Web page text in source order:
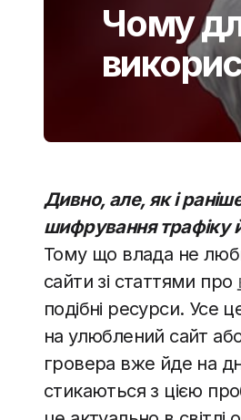
Чому
Дивно, але, як і
шифрування трафіку
Тому що влада не
сайти зі статтями про
подібні ресурси. Усе
на улюблений сайт
гровера вже йде на
стикаються з цією